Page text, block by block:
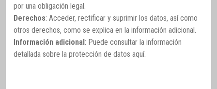
por una obligación legal.
Derechos: Acceder, rectificar y suprimir los datos, así como
otros derechos, como se explica en la información adicional.
Información adicional: Puede consultar la información
detallada sobre la protección de datos aquí.